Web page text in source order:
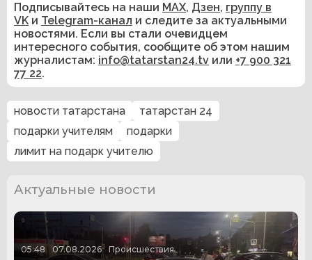
Подписывайтесь на наши MAX, Дзен, группу в
VK и Telegram-канал и следите за актуальными
новостями. Если вы стали очевидцем
интересного события, сообщите об этом нашим
журналистам: info@tatarstan24.tv или +7 900 321
77 22.
новости татарстана
татарстан 24
подарки учителям
подарки
лимит на подарк учителю
Актуальные новости
05:48 07.08.2026 Происшествия